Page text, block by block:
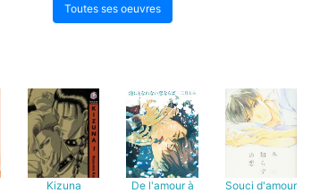
Toutes ses oeuvres
Kizuna
De l'amour à
Souci d'amour